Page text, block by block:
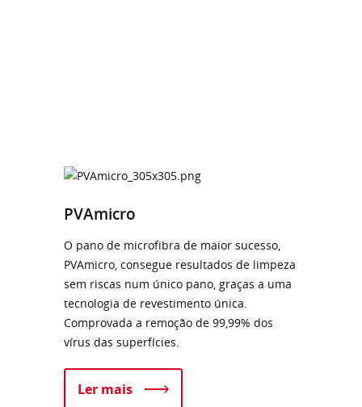
PVAmicro
O pano de microfibra de maior sucesso,
PVAmicro, consegue resultados de limpeza
sem riscas num único pano, graças a uma
tecnologia de revestimento única.
Comprovada a remoção de 99,99% dos
vírus das superfícies.
Ler mais